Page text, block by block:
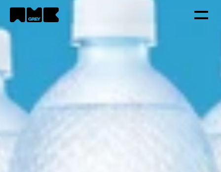
Strategie
Technologie
Kontakt